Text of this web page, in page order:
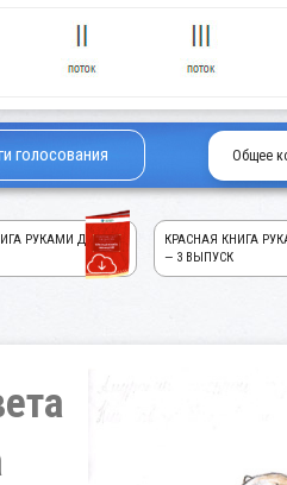
голосования Общее
РУКАМИ ДЕТЕЙ!
КРАСНАЯ КНИГА
— 3 ВЫПУСК